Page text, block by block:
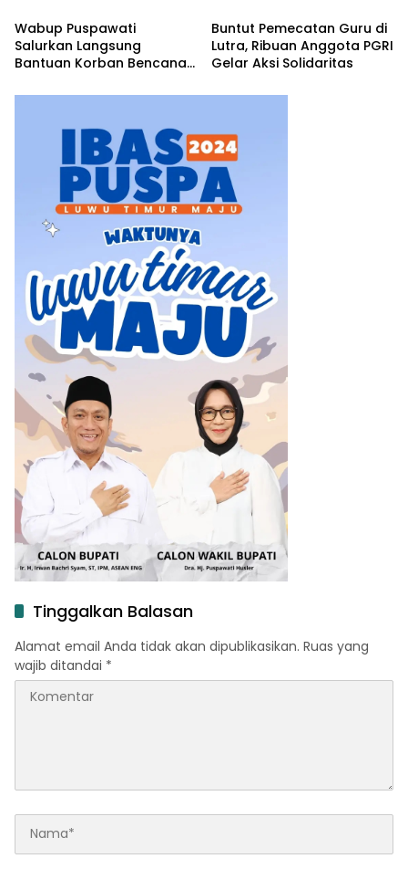
Sepakati Penyelesaian
Lahan Old Camp
Wabup Puspawati
Salurkan Langsung
Bantuan Korban Bencana
Buntut Pemecatan Guru di
Lutra, Ribuan Anggota PGRI
Gelar Aksi Solidaritas
Tinggalkan Balasan
Alamat email Anda tidak akan dipublikasikan. Ruas yang
wajib ditandai *